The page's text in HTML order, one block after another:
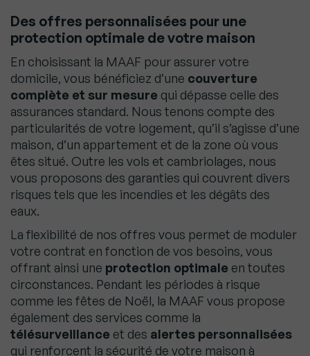
Des offres personnalisées pour une
protection optimale de votre maison
En choisissant la MAAF pour assurer votre
domicile, vous bénéficiez d’une couverture
complète et sur mesure qui dépasse celle des
assurances standard. Nous tenons compte des
particularités de votre logement, qu’il s’agisse d’une
maison, d’un appartement et de la zone où vous
êtes situé. Outre les vols et cambriolages, nous
vous proposons des garanties qui couvrent divers
risques tels que les incendies et les dégâts des
eaux.
La flexibilité de nos offres vous permet de moduler
votre contrat en fonction de vos besoins, vous
offrant ainsi une protection optimale en toutes
circonstances. Pendant les périodes à risque
comme les fêtes de Noël, la MAAF vous propose
également des services comme la
télésurveillance et des alertes personnalisées
qui renforcent la sécurité de votre maison à